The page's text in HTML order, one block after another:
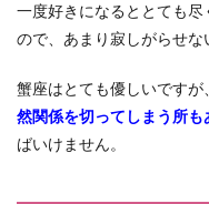
一度好きになるととても
ので、あまり寂しがらせな
蟹座はとても優しいですが、
然関係を切ってしまう所
ばいけません。